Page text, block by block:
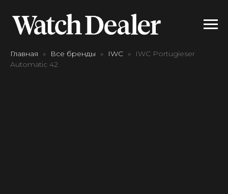
Главная Все бренды IWC
IWC Portugieser
Automatic 42